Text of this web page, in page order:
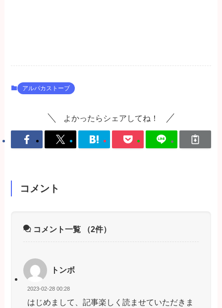
アルパカストーブ
よかったらシェアしてね！
コメント
コメント一覧 （2件）
トンボ
2023-02-28 00:28
はじめまして、記事楽しく読ませていただきま